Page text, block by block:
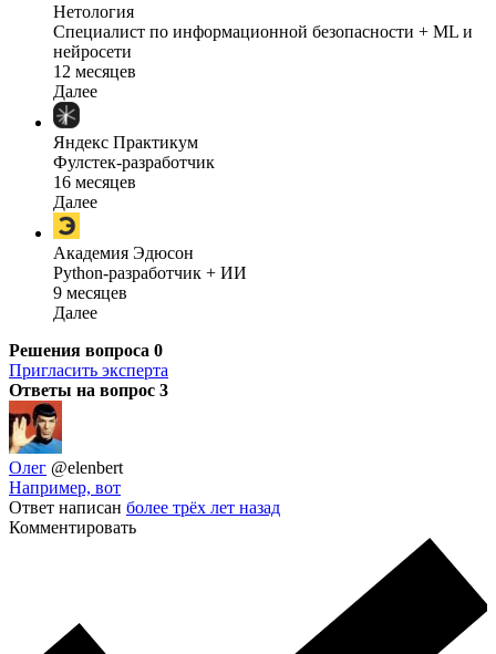
Нетология
Специалист по информационной безопасности + ML и
нейросети
12 месяцев
Далее
Яндекс Практикум
Фулстек-разработчик
16 месяцев
Далее
Академия Эдюсон
Python-разработчик + ИИ
9 месяцев
Далее
Решения вопроса 0
Пригласить эксперта
Ответы на вопрос 3
Олег @elenbert
Например, вот
Ответ написан более трёх лет назад
Комментировать